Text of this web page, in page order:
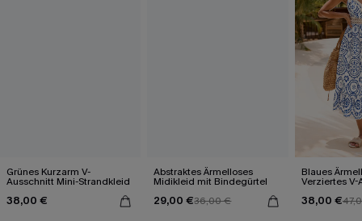
Grünes Kurzarm V-
Ausschnitt Mini-Strandkleid
38,00 €
Abstraktes Ärmelloses
Midikleid mit Bindegürtel
29,00 €36,00 €
Blaues
Verziertes
38,00 €